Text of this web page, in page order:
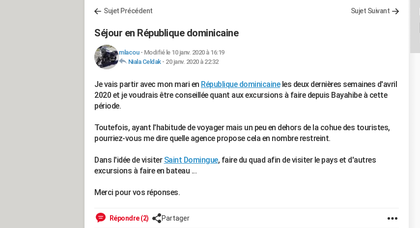
Sujet Précédent Sujet Suivant
Séjour en République dominicaine
mlacou- Modifié le 10 janv. 2020 à 16:19
Niala Celdak- 20 janv. 2020 à 22:32
Je vais partir avec mon mari en République dominicaineles deux dernières semaines d'avril
2020 et je voudrais être conseillée quant aux excursions à faire depuis Bayahibe à cette
période.
Toutefois, ayant l'habitude de voyager mais un peu en dehors de la cohue des touristes,
pourriez-vous me dire quelle agence propose cela en nombre restreint.
Dans l'idée de visiter Saint Domingue, faire du quad afin de visiter le pays et d'autres
excursions à faire en bateau ...
Merci pour vos réponses.
Répondre (2) Partager